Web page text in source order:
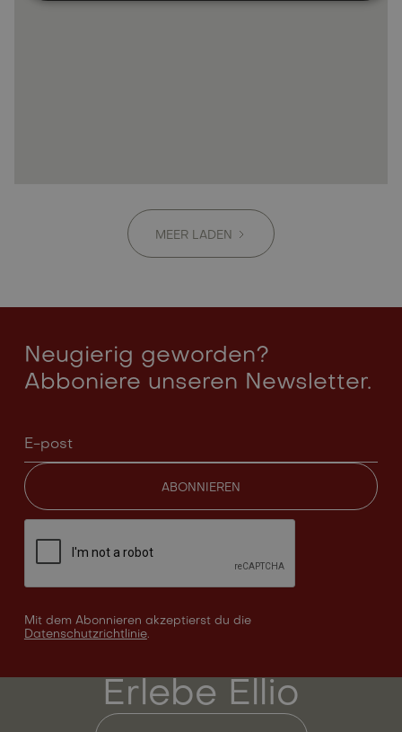
MEER LADEN
Neugierig geworden?
Abboniere unseren Newsletter.
Mit dem Abonnieren akzeptierst du die
Datenschutzrichtlinie.
Erlebe Ellio